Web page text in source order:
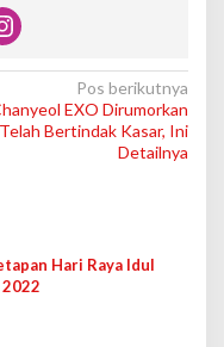
Pos berikutnya
EXO Dirumorkan
Telah Bertindak Kasar, Ini
Detailnya
Hari Raya Idul